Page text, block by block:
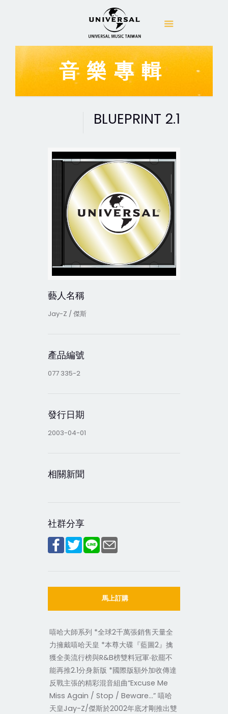
音樂專輯
BLUEPRINT 2.1
藝人名稱
Jay-Z / 傑斯
產品編號
077 335-2
發行日期
2003-04-01
相關新聞
社群分享
馬上訂購
嘻哈大師系列 *全球2千萬張銷售天量全
力擁戴嘻哈天皇 *本尊大碟『藍圖2』擒
獲全美流行榜與R&B榜雙料冠軍‧欲罷不
能再推2.1分身新版 *國際版額外加收傳達
反戰主張的精彩混音組曲“Excuse Me
Miss Again / Stop / Beware...” 嘻哈
天皇Jay-Z/傑斯於2002年底才剛推出雙